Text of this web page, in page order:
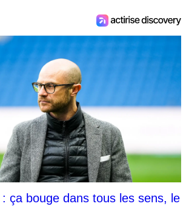
ça bouge dans tous les sens, le